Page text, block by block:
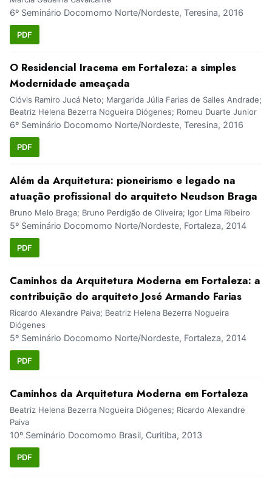
6º Seminário Docomomo Norte/Nordeste, Teresina, 2016
PDF
O Residencial Iracema em Fortaleza: a simples
Modernidade ameaçada
Clóvis Ramiro Jucá Neto; Margarida Júlia Farias de Salles Andrade;
Beatriz Helena Bezerra Nogueira Diógenes; Romeu Duarte Junior
6º Seminário Docomomo Norte/Nordeste, Teresina, 2016
PDF
Além da Arquitetura: pioneirismo e legado na
atuação profissional do arquiteto Neudson Braga
Bruno Melo Braga; Bruno Perdigão de Oliveira; Igor Lima Ribeiro
5º Seminário Docomomo Norte/Nordeste, Fortaleza, 2014
PDF
Caminhos da Arquitetura Moderna em Fortaleza: a
contribuição do arquiteto José Armando Farias
Ricardo Alexandre Paiva; Beatriz Helena Bezerra Nogueira
Diógenes
5º Seminário Docomomo Norte/Nordeste, Fortaleza, 2014
PDF
Caminhos da Arquitetura Moderna em Fortaleza
Beatriz Helena Bezerra Nogueira Diógenes; Ricardo Alexandre
Paiva
10º Seminário Docomomo Brasil, Curitiba, 2013
PDF